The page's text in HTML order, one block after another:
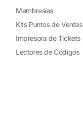
Membresías
Kits Puntos de Ventas
Impresora de Tickets
Lectores de Códigos